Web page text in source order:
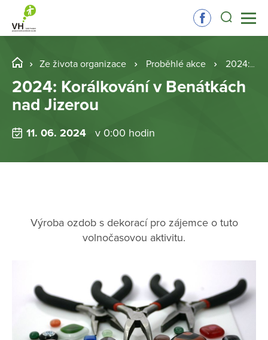
Ze života organizace Proběhlé akce 2024: Korálkování v Benátkách nad Jizerou
2024: Korálkování v Benátkách
nad Jizerou
11. 06. 2024 v 0:00 hodin
Výroba ozdob s dekorací pro zájemce o tuto
volnočasovou aktivitu.